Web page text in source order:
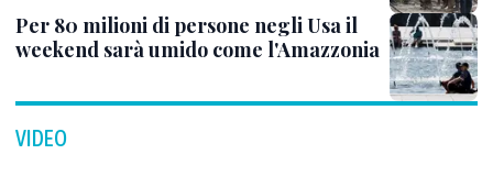
Per 80 milioni di persone negli Usa il
weekend sarà umido come l'Amazzonia
VIDEO